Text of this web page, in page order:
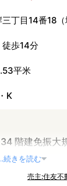
丁目14番18（
徒歩14分
平米
K
階建免振大
歩５分 JR 山
続きを読む
売主:住友不